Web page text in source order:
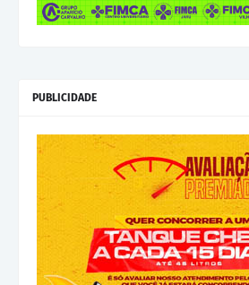
PUBLICIDADE